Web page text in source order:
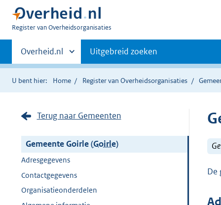
U
Register van Overheidsorganisaties
Primaire
navigatie
Andere
sites
binnen
Overheid.nl Uitgebreid zoeken
U bent hier: Home Register van Overheidsorganisaties
Terug naar Gemeenten
Gemeente Goirle (Goirle)
Adresgegevens
Contactgegevens
Organisatieonderdelen
De